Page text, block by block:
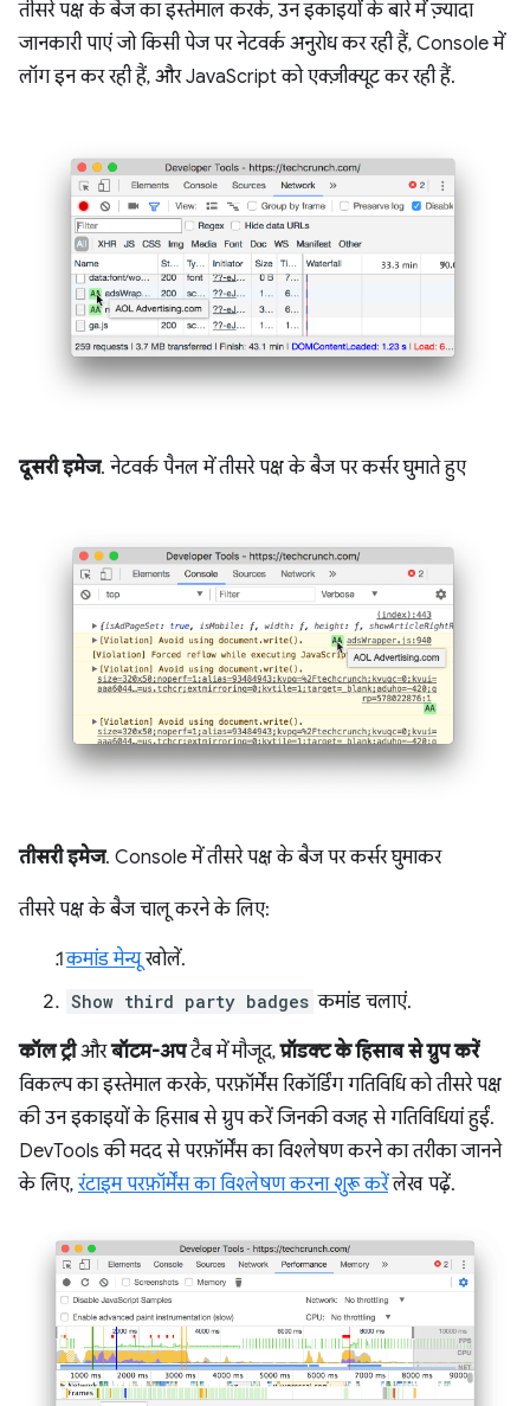
तीसरे पक्ष के बैज का इस्तेमाल करके, उन इकाइयों के बारे में ज़्यादा
जानकारी पाएं जो किसी पेज पर नेटवर्क अनुरोध कर रही हैं, Console में
लॉग इन कर रही हैं, और JavaScript को एक्ज़ीक्यूट कर रही हैं.
दूसरी इमेज. नेटवर्क पैनल में तीसरे पक्ष के बैज पर कर्सर घुमाते हुए
तीसरी इमेज. Console में तीसरे पक्ष के बैज पर कर्सर घुमाकर
तीसरे पक्ष के बैज चालू करने के लिए:
कमांड मेन्यूखोलें.
Show third party badges कमांड चलाएं.
कॉल ट्रीऔरबॉटम-अपटैब में मौजूद,प्रॉडक्ट के हिसाब से ग्रुप करें
विकल्प का इस्तेमाल करके, परफ़ॉर्मेंस रिकॉर्डिंग गतिविधि को तीसरे पक्ष
की उन इकाइयों के हिसाब से ग्रुप करें जिनकी वजह से गतिविधियां हुईं.
DevTools की मदद से परफ़ॉर्मेंस का विश्लेषण करने का तरीका जानने
के लिए,रंटाइम परफ़ॉर्मेंस का विश्लेषण करना शुरू करेंलेख पढ़ें.